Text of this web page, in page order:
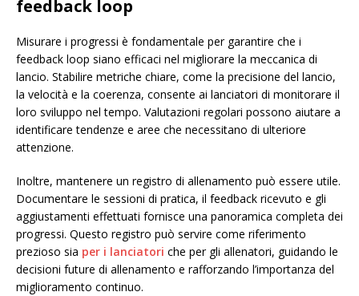
feedback loop
Misurare i progressi è fondamentale per garantire che i
feedback loop siano efficaci nel migliorare la meccanica di
lancio. Stabilire metriche chiare, come la precisione del lancio,
la velocità e la coerenza, consente ai lanciatori di monitorare il
loro sviluppo nel tempo. Valutazioni regolari possono aiutare a
identificare tendenze e aree che necessitano di ulteriore
attenzione.
Inoltre, mantenere un registro di allenamento può essere utile.
Documentare le sessioni di pratica, il feedback ricevuto e gli
aggiustamenti effettuati fornisce una panoramica completa dei
progressi. Questo registro può servire come riferimento
prezioso sia per i lanciatori che per gli allenatori, guidando le
decisioni future di allenamento e rafforzando l’importanza del
miglioramento continuo.